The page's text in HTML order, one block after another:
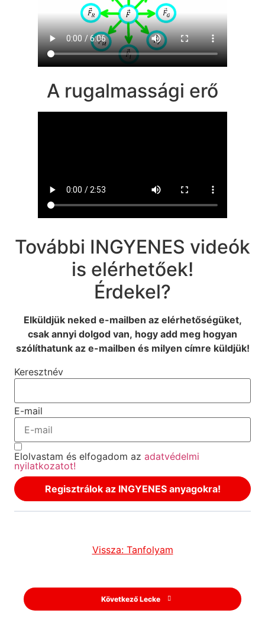
A rugalmassági erő
További INGYENES videók
is elérhetőek!
Érdekel?
Elküldjük neked e-mailben az elérhetőségüket,
csak annyi dolgod van, hogy add meg hogyan
szólíthatunk az e-mailben és milyen címre küldjük!
Keresztnév
E-mail
Elolvastam és elfogadom az adatvédelmi
nyilatkozatot!
Regisztrálok az INGYENES anyagokra!
Vissza: Tanfolyam
Következő Lecke